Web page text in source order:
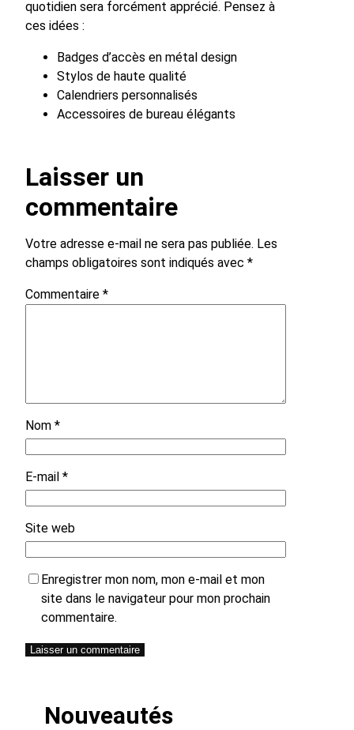
quotidien sera forcément apprécié. Pensez à
ces idées :
Badges d’accès en métal design
Stylos de haute qualité
Calendriers personnalisés
Accessoires de bureau élégants
Laisser un
commentaire
Votre adresse e-mail ne sera pas publiée. Les
champs obligatoires sont indiqués avec *
Commentaire *
Nom *
E-mail *
Site web
Enregistrer mon nom, mon e-mail et mon
site dans le navigateur pour mon prochain
commentaire.
Nouveautés